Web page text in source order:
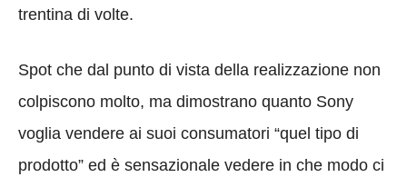
trentina di volte.
Spot che dal punto di vista della realizzazione non
colpiscono molto, ma dimostrano quanto Sony
voglia vendere ai suoi consumatori “quel tipo di
prodotto” ed è sensazionale vedere in che modo ci